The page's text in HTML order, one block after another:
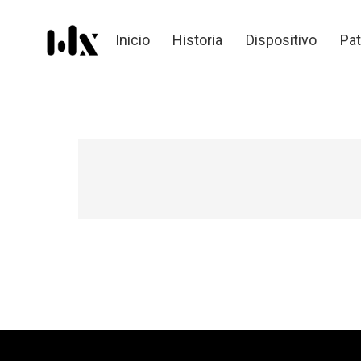
Inicio Historia Dispositivo